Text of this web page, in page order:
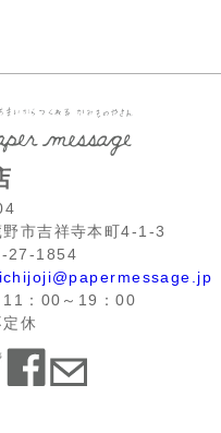
市吉祥寺本町4-1-3
27-1854
11：00～19：00
休